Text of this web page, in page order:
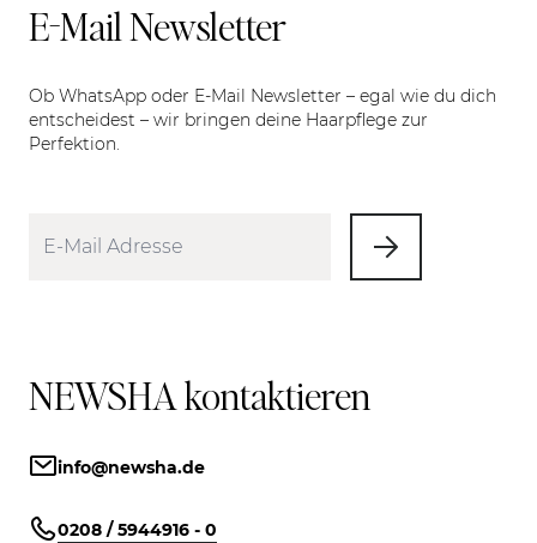
E-Mail Newsletter
Ob WhatsApp oder E-Mail Newsletter – egal wie du dich
entscheidest – wir bringen deine Haarpflege zur
Perfektion.
NEWSHA kontaktieren
info@newsha.de
0208 / 5944916 - 0